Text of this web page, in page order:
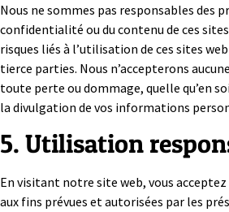
Nous ne sommes pas responsables des
confidentialité ou du contenu de ces
risques liés à l’utilisation de ces sites
tierce parties. Nous n’accepterons
toute perte ou dommage, quelle qu’en
la divulgation de vos informations
5. Utilisation
En visitant notre site web, vous
aux fins prévues et autorisées par les